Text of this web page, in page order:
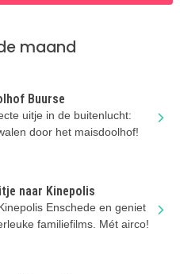
maand
Buurse
uitje in de buitenlucht:
door het maisdoolhof!
naar Kinepolis
Enschede en geniet
familiefilms. Mét airco!